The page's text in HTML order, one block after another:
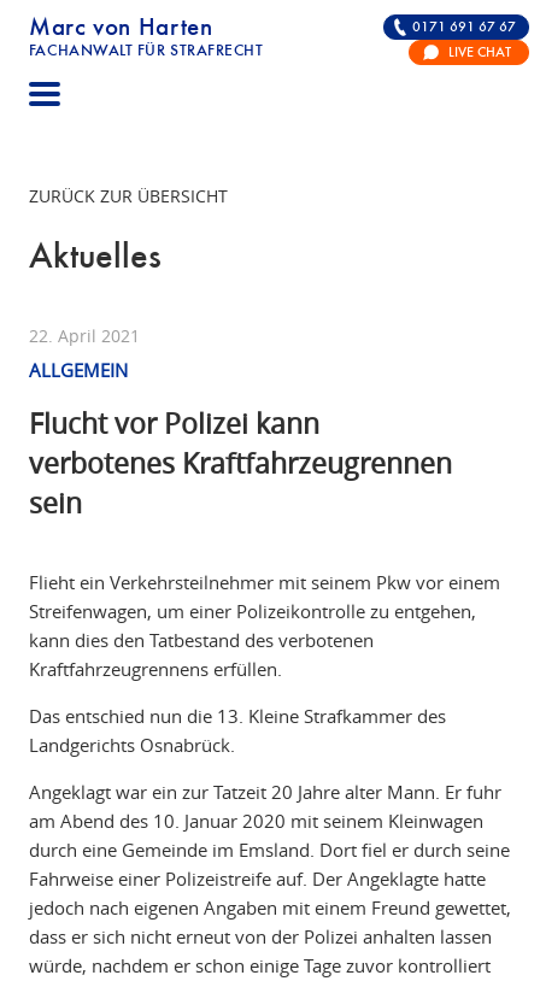
Marc von Harten
FACHANWALT FÜR STRAFRECHT
STRAFRECHT | RECHTSANWALT FÜR DIE
0171 691 67 67
LIVE CHAT
ZURÜCK ZUR ÜBERSICHT
Aktuelles
22. April 2021
ALLGEMEIN
Flucht vor Polizei kann
verbotenes Kraftfahrzeugrennen
sein
Flieht ein Verkehrsteilnehmer mit seinem Pkw vor einem
Streifenwagen, um einer Polizeikontrolle zu entgehen,
kann dies den Tatbestand des verbotenen
Kraftfahrzeugrennens erfüllen.
Das entschied nun die 13. Kleine Strafkammer des
Landgerichts Osnabrück.
Angeklagt war ein zur Tatzeit 20 Jahre alter Mann. Er fuhr
am Abend des 10. Januar 2020 mit seinem Kleinwagen
durch eine Gemeinde im Emsland. Dort fiel er durch seine
Fahrweise einer Polizeistreife auf. Der Angeklagte hatte
jedoch nach eigenen Angaben mit einem Freund gewettet,
dass er sich nicht erneut von der Polizei anhalten lassen
würde, nachdem er schon einige Tage zuvor kontrolliert